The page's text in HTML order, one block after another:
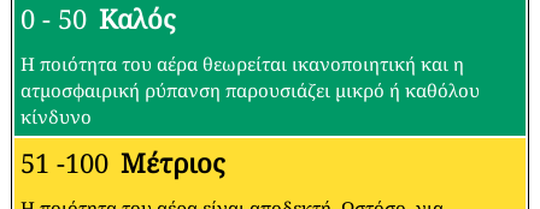
0 - 50 Καλός
Η ποιότητα του αέρα θεωρείται ικανοποιητική και η
ατμοσφαιρική ρύπανση παρουσιάζει μικρό ή καθόλου
κίνδυνο
51 -100 Μέτριος